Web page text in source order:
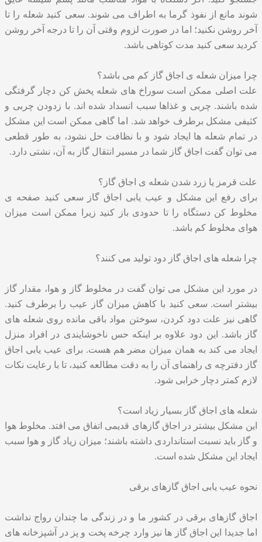
شوند مانع از نفوذ گرما به اطراف می شوند. سعی کنید شعله را تا
آخر روشن نکنید؛ اما در صورت لزوم وقتی آن را تا درجه آخر روشن
کردید سعی کنید مدت کوتاهی باشد.
چرا میزان شعله ی اجاق گاز کم می باشد؟
علت اصلی ممکن است سوراخ های شعله پخش کن دچار گرفتگی
شده باشند. چربی و غذاها سبب انسداد شده اند. با زدودن چربی و
کثیفی مشکل برطرف خواهد شد. اما گاهی ممکن است این مشکل
در تمام شعله ها ایجاد شود و با نظافت حل نشود، به طور قطعی
می توان گفت اجاق گاز شما در مسیر انتقال گاز به آن، نشتی دارد.
علت قرمز یا زرد شدن شعله ی اجاق گاز؟
برای رفع این مشکل و عیب یابی اجاق گاز سعی کنید صفحه ی
مخلوط کن دستگاه را تا حدودی باز کنید زیرا ممکن است میزان
هوای مخلوط کم باشد.
چرا شعله های اجاق گاز دود تولید می کنند؟
در مورد این مشکل می توان گفت در مخلوط گاز و هوا، مقدار گاز
بیشتر است. سعی کنید با کاهش میزان گاز عیب را برطرف کنید.
گاهی نیز علت دود کردن، سوختن مواد باقی مانده روی شعله های
گاز باشد. این دود علاوه بر اینکه حس ناخوشایندی در افراد منزل
ایجاد می کند به همان میزان مضر هم هست. برای عیب یابی اجاق
گاز دفترچه ی راهنمای آن را به دقت مطالعه کنید، تا با رعایت نکات
لازم کمتر دچار خرابی شود.
شعله های اجاق گاز بسیار زیاد است؟
این مشکل بیشتر در اجاق گازهای قدیمی اتفاق می افتد. مخلوط هوا
و گاز باید نسبت استانداردی داشته باشند؛ میزان زیاد گاز و هوا سبب
ایجاد این مشکل شده است.
نحوه عیب یابی اجاق گازهای برقی
اجاق گازهای برقی در کشور ما و در زندگی ما چندان رواج نداشت
اما جدیدا این اجاق گاز ها نیز وارد چرخه پخت و پز در آشپزخانه های